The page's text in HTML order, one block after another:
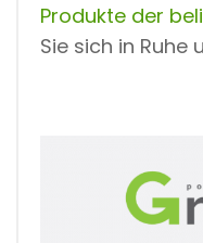
Produkte der
Sie sich in Ruhe